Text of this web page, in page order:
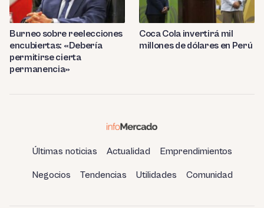
Burneo sobre reelecciones
encubiertas: «Debería
permitirse cierta
permanencia»
Coca Cola invertirá mil
millones de dólares en Perú
Últimas noticias Actualidad Emprendimientos
Negocios Tendencias Utilidades Comunidad